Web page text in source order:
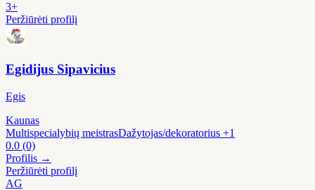
3+
Peržiūrėti profilį
Egidijus Sipavicius
Egis
Kaunas
Multispecialybių meistrasDažytojas/dekoratorius +1
0.0 (0)
Profilis →
Peržiūrėti profilį
AG